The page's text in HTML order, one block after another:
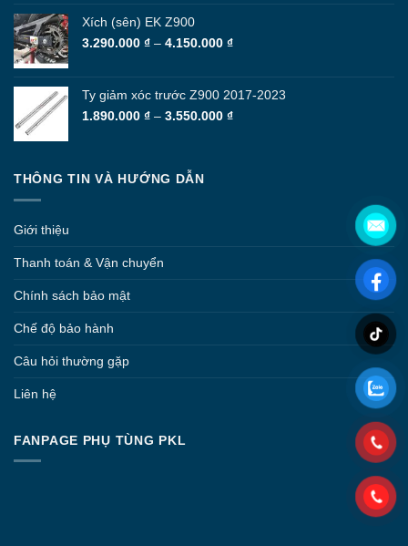
đến
Xích (sên) EK Z900
3.290.000 ₫ – 4.150.000 ₫Khoảng
3.290.000 ₫
đến
Ty giảm xóc trước Z900 2017-2023
1.890.000 ₫ – 3.550.000 ₫Khoảng
THÔNG TIN VÀ HƯỚNG DẪN
Giới thiệu
Thanh toán & Vận chuyển
Chính sách bảo mật
Chế độ bảo hành
Câu hỏi thường gặp
Liên hệ
FANPAGE PHỤ TÙNG PKL